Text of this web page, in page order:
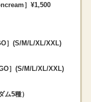
］¥1,500
］(S/M/L/XL/XXL)
］(S/M/L/XL/XXL)
5種）